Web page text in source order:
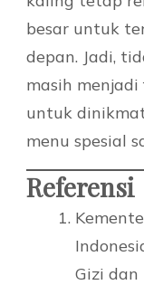
besar untuk
depan. Jadi,
masih
untuk
menu spesial
Referensi
Gizi dan